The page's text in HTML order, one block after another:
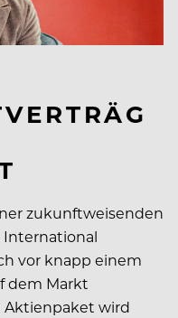
zukunftweisenden
International
vor knapp einem
dem Markt
Aktienpaket wird